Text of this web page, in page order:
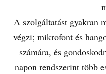
A szolgáltatást gyakran
végzi; mikrofont és
számára, és
napon rendszerint több